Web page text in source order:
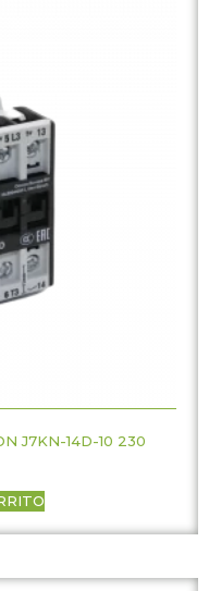
J7KN-14D-10 230